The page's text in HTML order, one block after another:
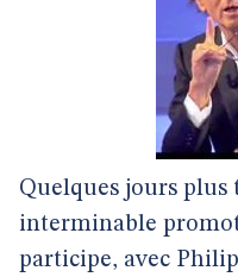
Quelques jours plus
interminable
participe, avec